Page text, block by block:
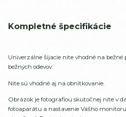
Kompletné špecifikácie
Univerzálne šijacie nite vhodné na
bežných odevov.
Nite sú vhodné aj na obnitkovanie.
Obrázok je fotografiou skutočnej nite v
fotoaparátu a nastavenie Vášho